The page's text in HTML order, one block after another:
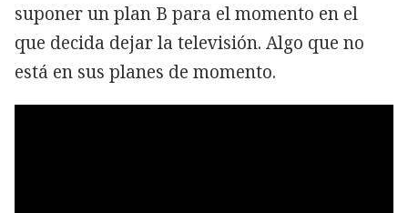
suponer un plan B para el momento en el
que decida dejar la televisión. Algo que no
está en sus planes de momento.